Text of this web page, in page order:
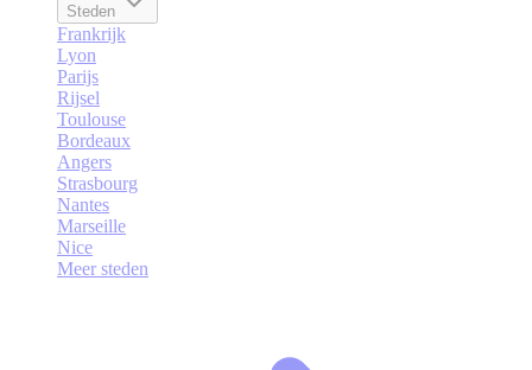
Steden
Frankrijk
Lyon
Parijs
Rijsel
Toulouse
Bordeaux
Angers
Strasbourg
Nantes
Marseille
Nice
Meer steden